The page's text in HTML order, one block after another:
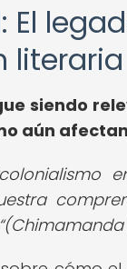
El
literaria
siendo
aún
(Chimamanda